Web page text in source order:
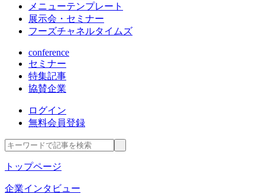
メニューテンプレート
展示会・セミナー
フーズチャネルタイムズ
conference
セミナー
特集記事
協賛企業
ログイン
無料会員登録
トップページ
企業インタビュー